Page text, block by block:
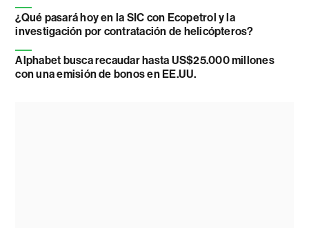
¿Qué pasará hoy en la SIC con Ecopetrol y la
investigación por contratación de helicópteros?
Alphabet busca recaudar hasta US$25.000 millones
con una emisión de bonos en EE.UU.